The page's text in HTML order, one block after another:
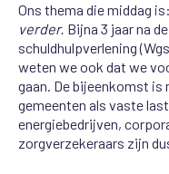
Ons thema die middag is:
verder. Bijna 3 jaar na
schuldhulpverlening
weten we ook dat we
gaan. De bijeenkomst is
gemeenten als vaste
energiebedrijven,
zorgverzekeraars zijn